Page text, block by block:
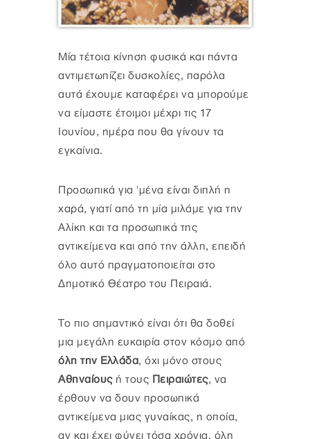
Μία τέτοια κίνηση φυσικά και πάντα
αντιμετωπίζει δυσκολίες, παρόλα
αυτά έχουμε καταφέρει να μπορούμε
να είμαστε έτοιμοι μέχρι τις 17
Ιουνίου, ημέρα που θα γίνουν τα
εγκαίνια.
Προσωπικά για 'μένα είναι διπλή η
χαρά, γιατί από τη μία μιλάμε για την
Αλίκη και τα προσωπικά της
αντικείμενα και από την άλλη, επειδή
όλο αυτό πραγματοποιείται στο
Δημοτικό Θέατρο του Πειραιά.
Το πιο σημαντικό είναι ότι θα δοθεί
μια μεγάλη ευκαιρία στον κόσμο από
όλη την Ελλάδα, όχι μόνο στους
Αθηναίουςή τους Πειραιώτες, να
έρθουν να δουν προσωπικά
αντικείμενα μιας γυναίκας, η οποία,
αν και έχει φύγει τόσα χρόνια, όλη